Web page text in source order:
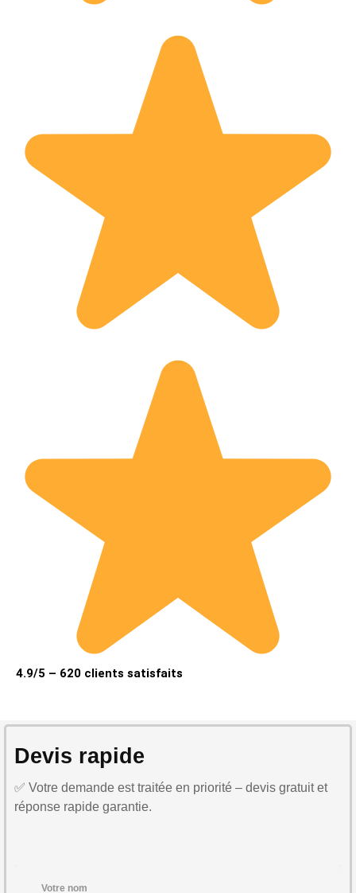
4.9/5 – 620 clients satisfaits
Devis rapide
✅ Votre demande est traitée en priorité – devis gratuit et
réponse rapide garantie.
Votre nom